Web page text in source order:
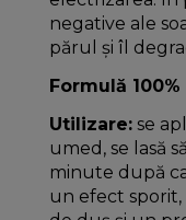
negative ale
părul și îl
Formulă
Utilizare:se
umed, se lasă
minute după
un efect sporit,